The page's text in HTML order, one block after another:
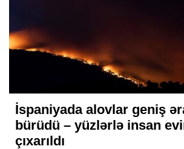
İspaniyada alovlar geniş
bürüdü – yüzlərlə insan
çıxarıldı